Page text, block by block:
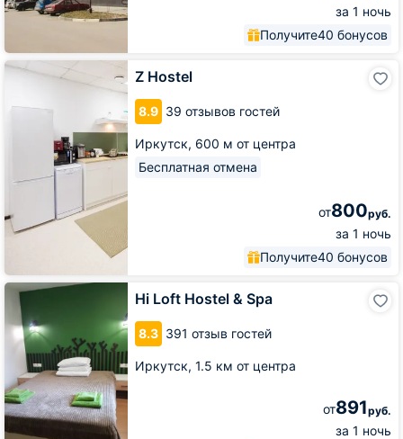
за 1 ночь
Получите40 бонусов
Z Hostel
8.9 39 отзывов гостей
Иркутск, 600 м от центра
Бесплатная отмена
от800руб.
за 1 ночь
Получите40 бонусов
Z
Hi Loft Hostel & Spa
8.3 391 отзыв гостей
Иркутск, 1.5 км от центра
от891руб.
за 1 ночь
Hi
Loft
Hostel